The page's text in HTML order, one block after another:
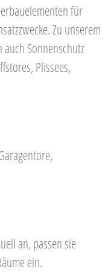
für
Zu unserem
Sonnenschutz
Plissees,
an, passen sie
ein.